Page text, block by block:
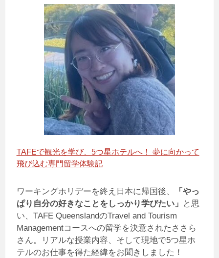
TAFEで観光を学び、5つ星ホテルへ！ 夢に向かって
飛び込む専門留学体験記
ワーキングホリデーを終え日本に帰国後、
「やっ
ぱり自分の好きなことをしっかり学びたい」
と思
い、TAFE QueenslandのTravel and Tourism
Managementコースへの留学を決意されたささら
さん。リアルな授業内容、そして現地で5つ星ホ
テルのお仕事を得た経緯をお聞きしました！